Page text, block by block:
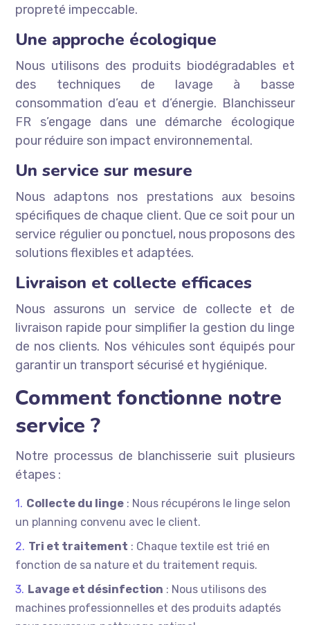
propreté impeccable.
Une approche écologique
Nous utilisons des produits biodégradables et
des techniques de lavage à basse
consommation d’eau et d’énergie. Blanchisseur
FR s’engage dans une démarche écologique
pour réduire son impact environnemental.
Un service sur mesure
Nous adaptons nos prestations aux besoins
spécifiques de chaque client. Que ce soit pour un
service régulier ou ponctuel, nous proposons des
solutions flexibles et adaptées.
Livraison et collecte efficaces
Nous assurons un service de collecte et de
livraison rapide pour simplifier la gestion du linge
de nos clients. Nos véhicules sont équipés pour
garantir un transport sécurisé et hygiénique.
Comment fonctionne notre
service ?
Notre processus de blanchisserie suit plusieurs
étapes :
Collecte du linge : Nous récupérons le linge selon
un planning convenu avec le client.
Tri et traitement : Chaque textile est trié en
fonction de sa nature et du traitement requis.
Lavage et désinfection : Nous utilisons des
machines professionnelles et des produits adaptés